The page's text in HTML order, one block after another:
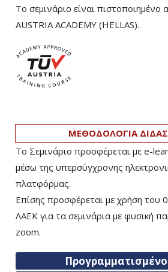
Το σεμινάριο είναι πιστοποιημένο
AUSTRIA ACADEMY (HELLAS).
ΜΕΘΟΔΟΛΟΓΙΑ
Το Σεμινάριο προσφέρεται με e-
μέσω της υπερσύγχρονης
πλατφόρμας.
Επίσης προσφέρεται με χρήση
ΛΑΕΚ για τα σεμινάρια με φυσική
zoom.